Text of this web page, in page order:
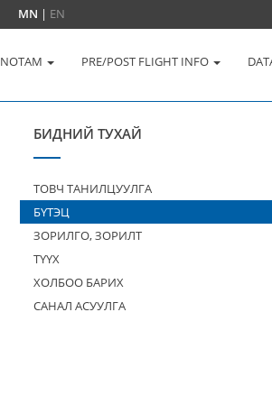
MN | EN
NOTAM PRE/POST FLIGHT INFO
БИДНИЙ ТУХАЙ
ТОВЧ ТАНИЛЦУУЛГА
БҮТЭЦ
ЗОРИЛГО, ЗОРИЛТ
ТҮҮХ
ХОЛБОО БАРИХ
САНАЛ АСУУЛГА